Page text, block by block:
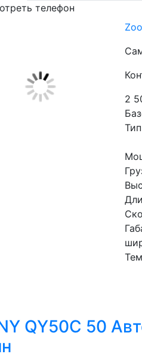
телефон
2
QY50C 50